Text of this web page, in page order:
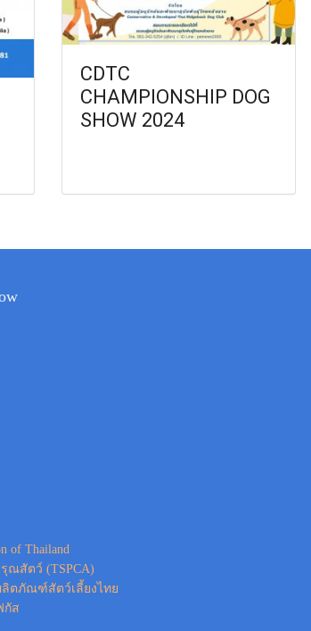
CDTC
CHAMPIONSHIP DOG
SHOW 2024
of Thailand
ณสัตว์ (TSPCA)
ตภัณฑ์สัตว์เลี้ยงไทย
กัส